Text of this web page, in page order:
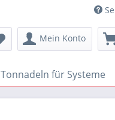
Mein Konto
Tonnadeln für Systeme